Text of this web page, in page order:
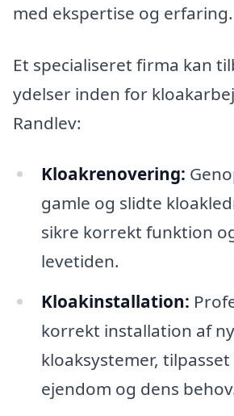
med ekspertise og erfaring.
Et specialiseret firma kan
ydelser inden for
Randlev:
Kloakrenovering:
gamle og slidte
sikre korrekt funktion
levetiden.
Kloakinstallation:
korrekt installation af
kloaksystemer,
ejendom og dens